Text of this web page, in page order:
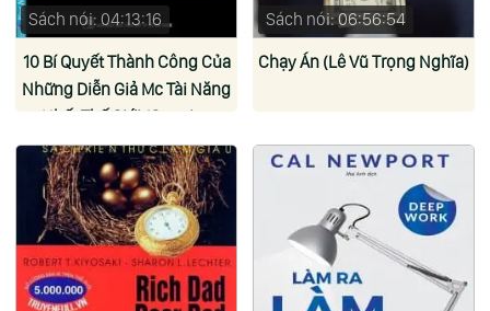
Sách nói: 04:13:16
10 Bí Quyết Thành Công Của
Những Diễn Giả Mc Tài Năng
Nhất Thế Giới (Carmine
Gallo)
Sách nói: 06:56:54
Chạy Án (Lê Vũ Trọng Nghĩa)